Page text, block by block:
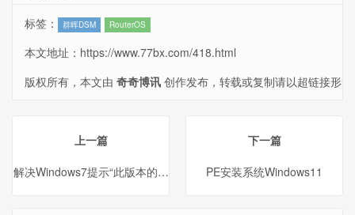
标签： 群晖DSM RouterOS
本文地址： https://www.77bx.com/418.html
版权所有，本文由 奇奇博讯 创作发布，转载或复制请以超链接形
上一篇
解决Windows7提示“此版本的Windows不再支持Microsoft Edge”
下一篇
PE安装系统Windows11